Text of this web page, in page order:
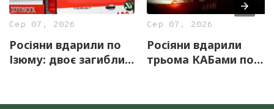
Сер 07, 2026
Росіяни вдарили по
Ізюму: двоє загиблих
Сер 07, 2026
Росіяни вдарили
трьома КАБами по
та житлові будинки